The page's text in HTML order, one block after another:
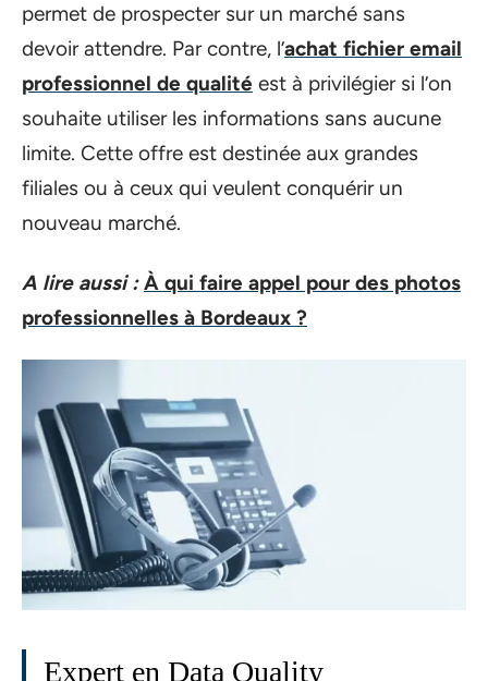
permet de prospecter sur un marché sans
devoir attendre. Par contre, l’achat fichier email
professionnel de qualité est à privilégier si l’on
souhaite utiliser les informations sans aucune
limite. Cette offre est destinée aux grandes
filiales ou à ceux qui veulent conquérir un
nouveau marché.
A lire aussi : À qui faire appel pour des photos
professionnelles à Bordeaux ?
Expert en Data Quality